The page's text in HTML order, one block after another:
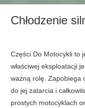
Chłodzenie
Części Do Motocykli to
właściwej eksploatacji
ważną rolę. Zapobiega
do jej zatarcia i
prostych motocyklach